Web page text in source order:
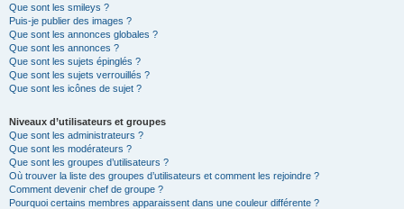
Que sont les smileys ?
Puis-je publier des images ?
Que sont les annonces globales ?
Que sont les annonces ?
Que sont les sujets épinglés ?
Que sont les sujets verrouillés ?
Que sont les icônes de sujet ?
Niveaux d’utilisateurs et groupes
Que sont les administrateurs ?
Que sont les modérateurs ?
Que sont les groupes d’utilisateurs ?
Où trouver la liste des groupes d’utilisateurs et comment les rejoindre ?
Comment devenir chef de groupe ?
Pourquoi certains membres apparaissent dans une couleur différente ?